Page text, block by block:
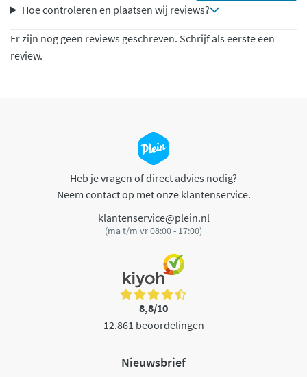
Hoe controleren en plaatsen wij reviews?
Er zijn nog geen reviews geschreven. Schrijf als eerste een
review.
Heb je vragen of direct advies nodig?
Neem contact op met onze klantenservice.
klantenservice@plein.nl
(ma t/m vr 08:00 - 17:00)
8,8/10
12.861 beoordelingen
Nieuwsbrief